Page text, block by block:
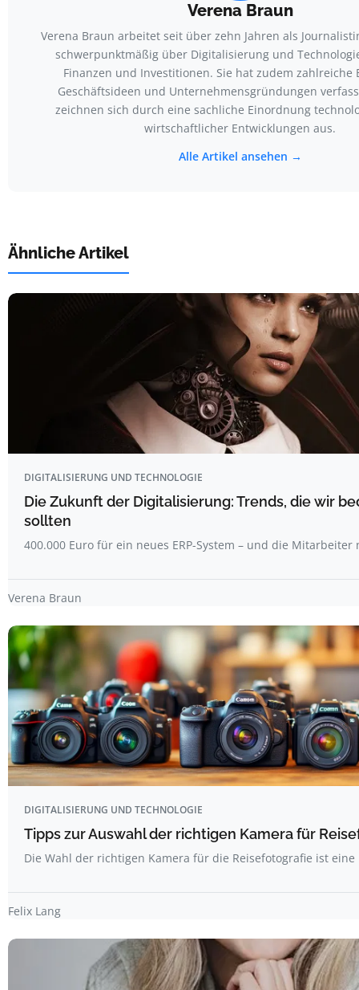
Verena Braun
Verena Braun arbeitet seit über zehn Jahren als
schwerpunktmäßig über Digitalisierung und
Finanzen und Investitionen. Sie hat zudem zahlreiche
Geschäftsideen und Unternehmensgründungen
zeichnen sich durch eine sachliche Einordnung
wirtschaftlicher Entwicklungen aus.
Alle Artikel ansehen →
Ähnliche Artikel
DIGITALISIERUNG UND TECHNOLOGIE
Die Zukunft der Digitalisierung: Trends, die wir
sollten
400.000 Euro für ein neues ERP-System – und die
Verena Braun
DIGITALISIERUNG UND TECHNOLOGIE
Tipps zur Auswahl der richtigen Kamera für
Die Wahl der richtigen Kamera für die Reisefotografie ist
Felix Lang